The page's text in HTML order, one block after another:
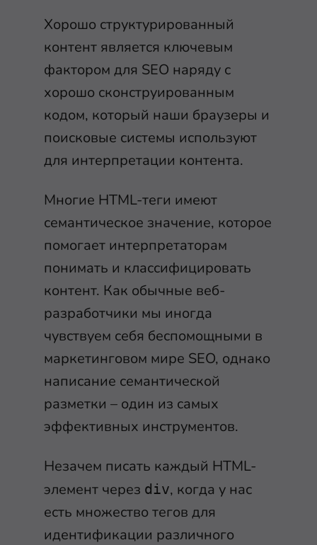
Хорошо структурированный
контент является ключевым
фактором для SEO наряду с
хорошо сконструированным
кодом, который наши браузеры и
поисковые системы используют
для интерпретации контента.
Многие HTML-теги имеют
семантическое значение, которое
помогает интерпретаторам
понимать и классифицировать
контент. Как обычные веб-
разработчики мы иногда
чувствуем себя беспомощными в
маркетинговом мире SEO, однако
написание семантической
разметки – один из самых
эффективных инструментов.
Незачем писать каждый HTML-
элемент через div, когда у нас
есть множество тегов для
идентификации различного